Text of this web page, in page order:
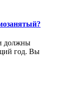
должны
год. Вы